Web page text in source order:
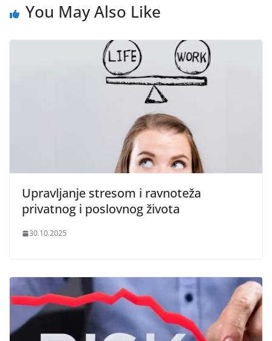
You May Also Like
Upravljanje stresom i ravnoteža
privatnog i poslovnog života
30.10.2025